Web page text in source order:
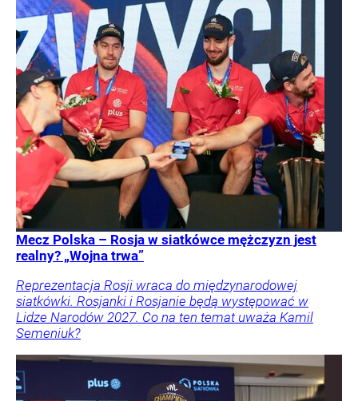
Mecz Polska – Rosja w siatkówce mężczyzn jest
realny? „Wojna trwa”
Reprezentacja Rosji wraca do międzynarodowej
siatkówki. Rosjanki i Rosjanie będą występować w
Lidze Narodów 2027. Co na ten temat uważa Kamil
Semeniuk?